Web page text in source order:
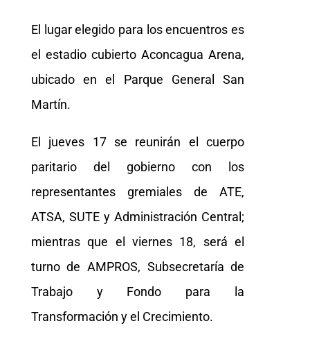
El lugar elegido para los encuentros es
el estadio cubierto Aconcagua Arena,
ubicado en el Parque General San
Martín.
El jueves 17 se reunirán el cuerpo
paritario del gobierno con los
representantes gremiales de ATE,
ATSA, SUTE y Administración Central;
mientras que el viernes 18, será el
turno de AMPROS, Subsecretaría de
Trabajo y Fondo para la
Transformación y el Crecimiento.